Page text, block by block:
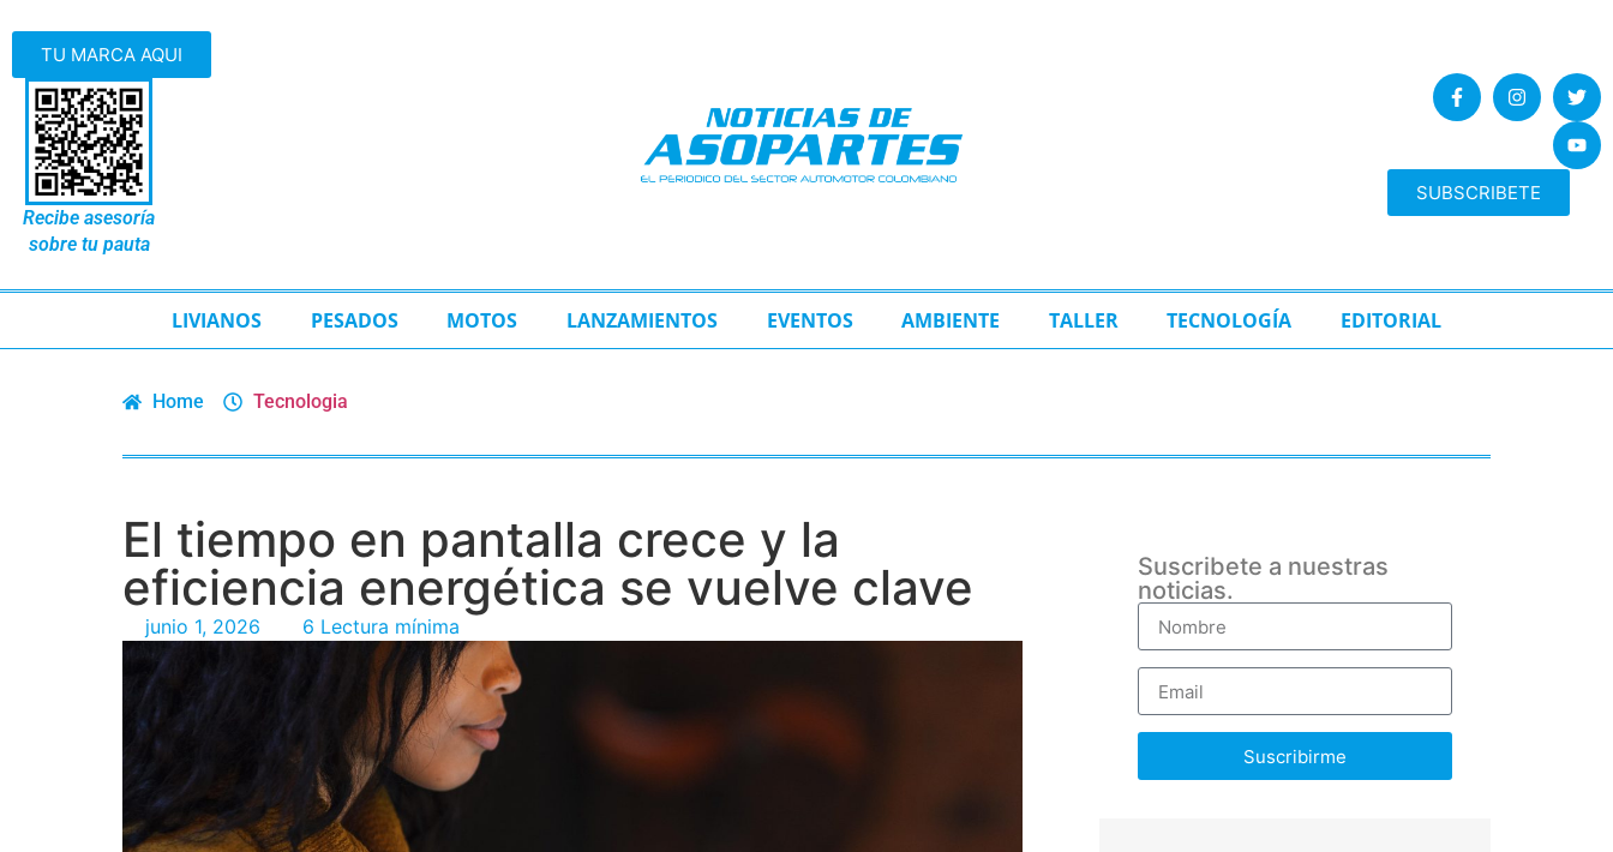
TU MARCA AQUI
Recibe asesoría
sobre tu pauta
SUBSCRIBETE
LIVIANOS PESADOS MOTOS LANZAMIENTOS EVENTOS AMBIENTE TALLER TECNOLOGÍA EDITORIAL
Home Tecnologia
El tiempo en pantalla crece y la
eficiencia energética se vuelve clave
junio 1, 2026 6 Lectura mínima
Suscribete a nuestras
noticias.
Suscribirme